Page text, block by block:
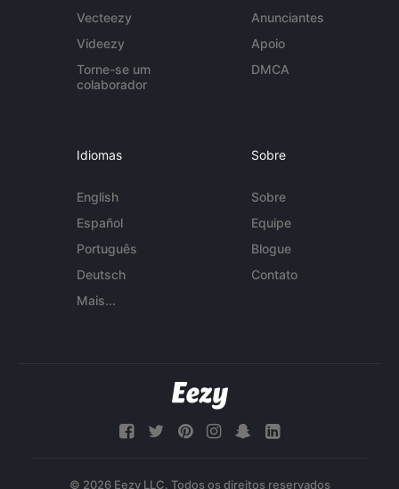
Vecteezy
Videezy
Torne-se um
colaborador
Anunciantes
Apoio
DMCA
Idiomas
English
Español
Português
Deutsch
Mais...
Sobre
Sobre
Equipe
Blogue
Contato
© 2026 Eezy LLC. Todos os direitos reservados